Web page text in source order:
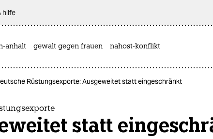
hilfe
anhalt gewalt gegen frauen nahost-konflikt
Rüstungsexporte: Ausgeweitet statt eingeschränkt
statt